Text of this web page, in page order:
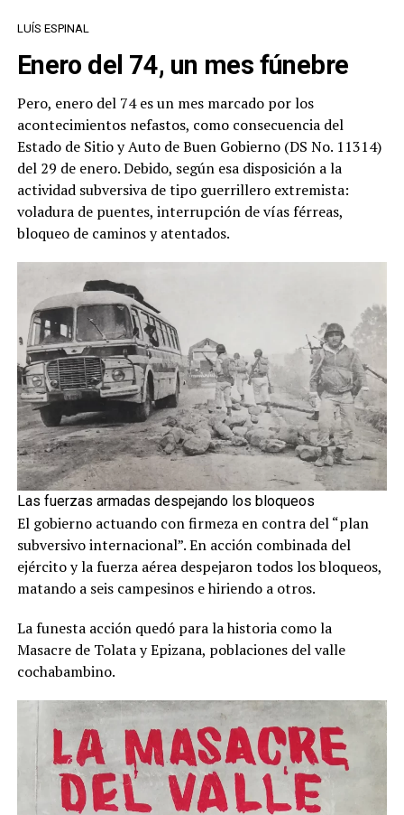
LUÍS ESPINAL
Enero del 74, un mes fúnebre
Pero, enero del 74 es un mes marcado por los
acontecimientos nefastos, como consecuencia del
Estado de Sitio y Auto de Buen Gobierno (DS No. 11314)
del 29 de enero. Debido, según esa disposición a la
actividad subversiva de tipo guerrillero extremista:
voladura de puentes, interrupción de vías férreas,
bloqueo de caminos y atentados.
Las fuerzas armadas despejando los bloqueos
El gobierno actuando con firmeza en contra del “plan
subversivo internacional”. En acción combinada del
ejército y la fuerza aérea despejaron todos los bloqueos,
matando a seis campesinos e hiriendo a otros.
La funesta acción quedó para la historia como la
Masacre de Tolata y Epizana, poblaciones del valle
cochabambino.